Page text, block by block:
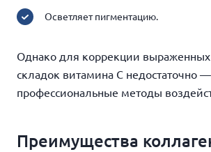
Осветляет пигментацию.
Однако для коррекции выраженных
складок витамина С недостаточно
профессиональные методы
Преимущества